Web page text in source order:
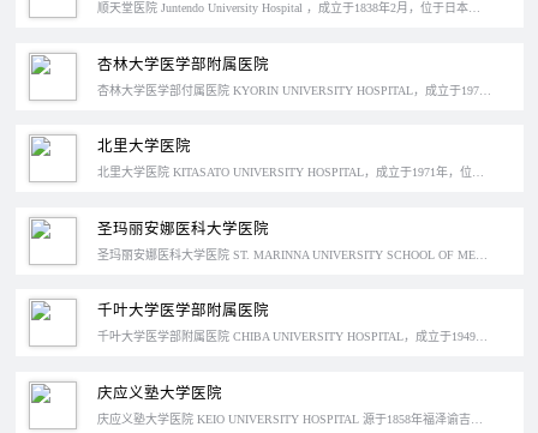
顺天堂医院 Juntendo University Hospital ，成立于1838年2月，位于日本东京文京区，全称是顺天堂大学医学部附属顺天堂医院，其背后的顺天堂大学是以医学专业为中心的综合型大学。
杏林大学医学部附属医院
杏林大学医学部付属医院 KYORIN UNIVERSITY HOSPITAL，成立于1970年，位于日本东京三鹰区，是三鹰区唯一的大学医学部附属医院以及厚生劳动省评定的“特定机能医院”，也是地区性的核心医疗机构。尤其在眼科、前列腺癌等疾病的治疗方面发展已经相当成熟，例如内窥镜手术、腹腔镜手术等。
北里大学医院
圣玛丽安娜医科大学医院
圣玛丽安娜医科大学医院 ST. MARINNA UNIVERSITY SCHOOL OF MEDICINE HOSPITAL，成立于1974年，位于神奈川县川崎市，又名圣玛丽安娜医院。医院擅长呼吸内科以及心血管外科的诊疗，是神奈川县第一所医疗急救中心。
千叶大学医学部附属医院
千叶大学医学部附属医院 CHIBA UNIVERSITY HOSPITAL，成立于1949年，位于日本千叶县，是千叶县唯一的医学部附属医院，同时也是日本的特定功能医院，在肺癌、乳腺癌等癌症治疗方面临床上已经取得了很大的成果，并另外开设了窗口专门提供与癌症相关的看护、院外治疗等咨询服务。
庆应义塾大学医院
庆应义塾⼤学医院 KEIO UNIVERSITY HOSPITAL 源于1858年福泽谕吉开创的兰学塾，扩张后根据年号和校训便改为「庆应义塾」位于⽇本东京新宿区，成⽴于 1917年，是⼀家综合型私⽴医院。